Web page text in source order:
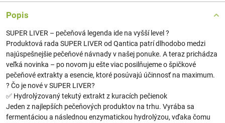
Popis
SUPER LIVER – pečeňová legenda ide na vyšší level ?
Produktová rada SUPER LIVER od Qantica patrí dlhodobo medzi
najúspešnejšie pečeňové návnady v našej ponuke. A teraz prichádza
veľká novinka – po novom ju ešte viac posilňujeme o špičkové
pečeňové extrakty a esencie, ktoré posúvajú účinnosť na maximum.
? Čo je nové v SUPER LIVER?
✅ Hydrolýzovaný tekutý extrakt z kuracích pečienok
Jeden z najlepších pečeňových produktov na trhu. Vyrába sa
fermentáciou a následnou enzymatickou hydrolýzou, vďaka čomu